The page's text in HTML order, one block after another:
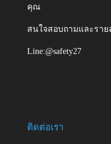
คุณ
สนใจสอบถามและราย
Line:@safety27
ติดต่อเรา